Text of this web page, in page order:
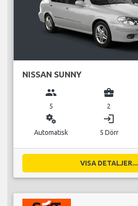
NISSAN SUNNY
group
5
business_center
2
miscellaneous_services
Automatisk
login
5 Dörr
VISA DETALJER...